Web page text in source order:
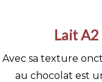
Lait
Avec sa texture
au chocolat est